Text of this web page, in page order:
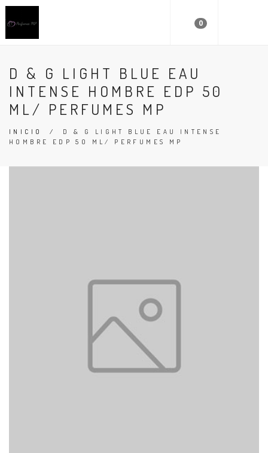
0
D & G LIGHT BLUE EAU
INTENSE HOMBRE EDP 50
ML/ PERFUMES MP
INICIO / D & G LIGHT BLUE EAU INTENSE
HOMBRE EDP 50 ML/ PERFUMES MP